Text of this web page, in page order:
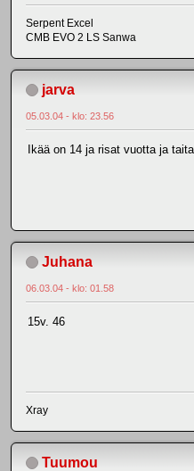
Serpent Excel
CMB EVO 2 LS Sanwa
jarva
05.03.04 - klo: 23.56
Ikää on 14 ja risat vuotta ja
Juhana
06.03.04 - klo: 01.58
15v. 46
Xray
Tuumou